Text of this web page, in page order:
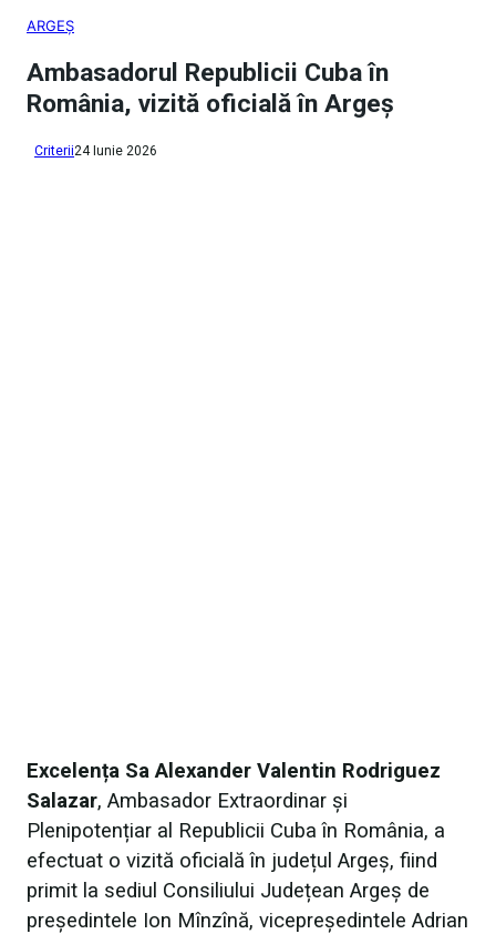
ARGEȘ
Ambasadorul Republicii Cuba în
România, vizită oficială în Argeș
Criterii24 Iunie 2026
Excelența Sa Alexander Valentin Rodriguez
Salazar, Ambasador Extraordinar și
Plenipotențiar al Republicii Cuba în România, a
efectuat o vizită oficială în județul Argeș, fiind
primit la sediul Consiliului Județean Argeș de
președintele Ion Mînzînă, vicepreședintele Adrian